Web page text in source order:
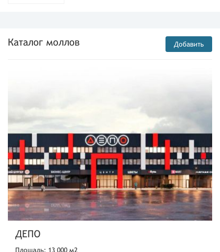
Каталог моллов Добавить
ДЕПО
Площадь: 13 000 м2